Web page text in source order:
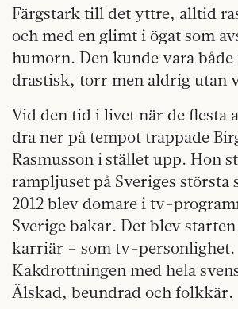
Färgstark till det yttre, alltid
och med en glimt i ögat som
humorn. Den kunde vara
drastisk, torr men aldrig utan
Vid den tid i livet när de flesta
dra ner på tempot trappade
Rasmusson i stället upp. Hon
rampljuset på Sveriges största
2012 blev domare i tv-
Sverige bakar. Det blev
karriär – som tv-personlighet.
Kakdrottningen med hela
Älskad, beundrad och folkkär.